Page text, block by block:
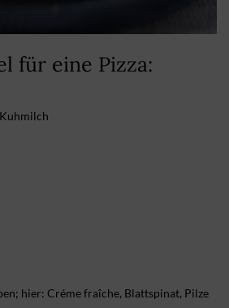
für eine Pizza:
hier: Créme fraîche, Blattspinat, Pilze